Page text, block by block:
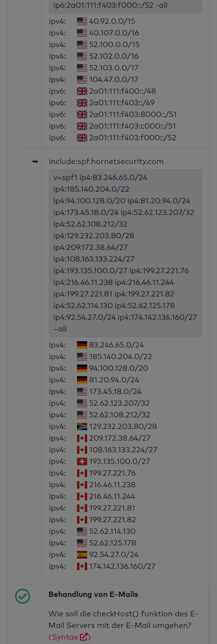
ip6:2a01:111:f403:f000::/52 -all
ipv4:
40.92.0.0/15
ipv4:
40.107.0.0/16
ipv4:
52.100.0.0/15
ipv4:
52.102.0.0/16
ipv4:
52.103.0.0/17
ipv4:
104.47.0.0/17
ipv6:
2a01:111:f400::/48
ipv6:
2a01:111:f403::/49
ipv6:
2a01:111:f403:8000::/51
ipv6:
2a01:111:f403:c000::/51
ipv6:
2a01:111:f403:f000::/52
➥
include:spf.hornetsecurity.com
v=spf1 ip4:83.246.65.0/24
ip4:185.140.204.0/22
ip4:94.100.128.0/20 ip4:81.20.94.0/24
ip4:173.45.18.0/24 ip4:52.62.123.207/32
ip4:52.62.108.212/32
ip4:129.232.203.80/28
ip4:209.172.38.64/27
ip4:108.163.133.224/27
ip4:193.135.100.0/27 ip4:199.27.221.76
ip4:216.46.11.238 ip4:216.46.11.244
ip4:199.27.221.81 ip4:199.27.221.82
ip4:52.62.114.130 ip4:52.62.125.178
ip4:92.54.27.0/24 ip4:174.142.136.160/27
~all
ipv4:
83.246.65.0/24
ipv4:
185.140.204.0/22
ipv4:
94.100.128.0/20
ipv4:
81.20.94.0/24
ipv4:
173.45.18.0/24
ipv4:
52.62.123.207/32
ipv4:
52.62.108.212/32
ipv4:
129.232.203.80/28
ipv4:
209.172.38.64/27
ipv4:
108.163.133.224/27
ipv4:
193.135.100.0/27
ipv4:
199.27.221.76
ipv4:
216.46.11.238
ipv4:
216.46.11.244
ipv4:
199.27.221.81
ipv4:
199.27.221.82
ipv4:
52.62.114.130
ipv4:
52.62.125.178
ipv4:
92.54.27.0/24
ipv4:
174.142.136.160/27
Behandlung von E-Mails
Wie soll die checkHost() funktion des E-
Mail Servers mit der E-Mail umgehen?
(Syntax
)